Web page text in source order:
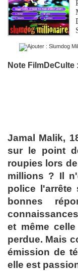
Note FilmDeCulte :
Jamal Malik,
sur le point
roupies lors
millions ? Il
police l'arrête
bonnes
et même
perdue. Mais
émission de
elle est